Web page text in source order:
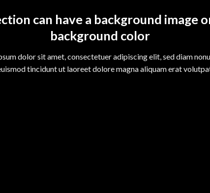
can have a background image
background color
dolor sit amet, consectetuer adipiscing elit, sed diam
tincidunt ut laoreet dolore magna aliquam erat